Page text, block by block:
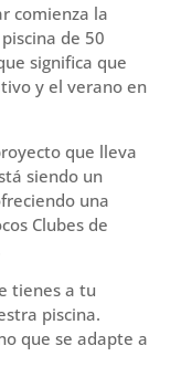
comienza la
de 50
significa que
y el verano en
que lleva
siendo un
una
Clubes de
tienes a tu
piscina.
que se adapte a